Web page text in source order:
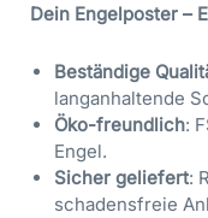
Dein Engelposter –
Beständige
langanhaltende
Öko-freundlich:
Engel.
Sicher geliefert:
schadensfreie